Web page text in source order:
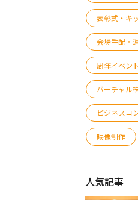
表彰式・キ
会場手配・
周年イベント
バーチャル
ビジネスコ
映像制作
人気記事